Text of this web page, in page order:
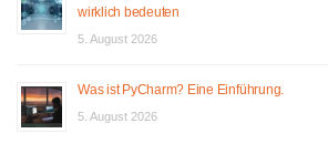
wirklich bedeuten
5. August 2026
Was ist PyCharm? Eine Einführung.
5. August 2026